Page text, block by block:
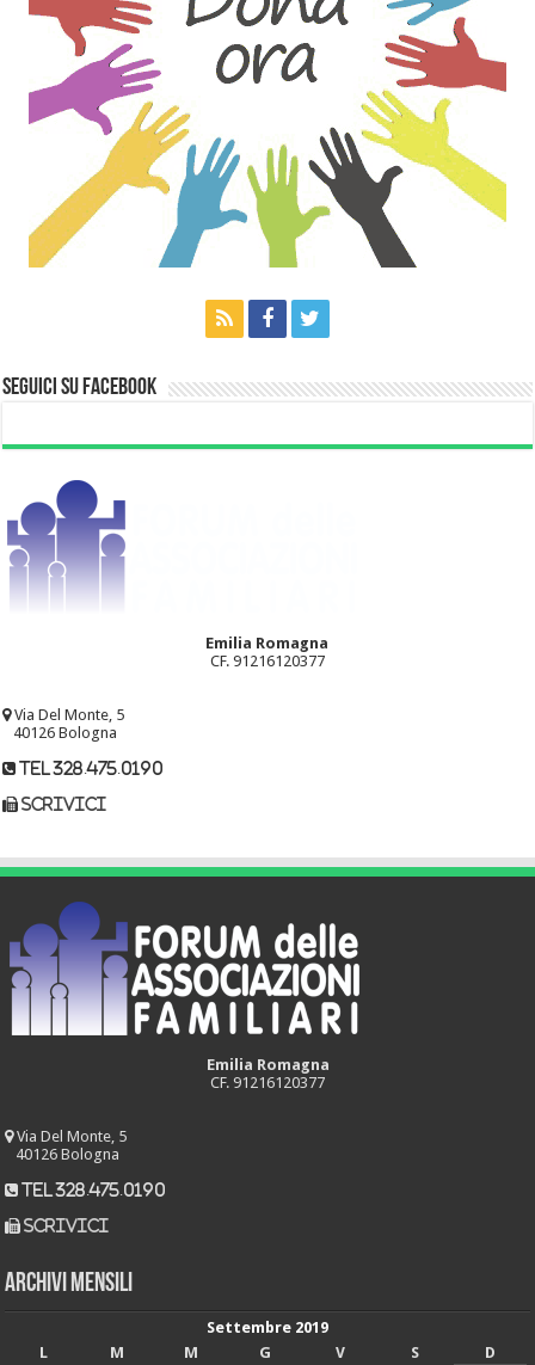
Seguici su Facebook
Emilia Romagna
CF. 91216120377
Via Del Monte, 5
40126 Bologna
tel 328.475.0190
scrivici
Emilia Romagna
CF. 91216120377
Via Del Monte, 5
40126 Bologna
tel 328.475.0190
scrivici
Archivi mensili
Settembre 2019
L
M M G V S
D